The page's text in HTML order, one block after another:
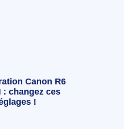
Canon R6
: changez ces
!